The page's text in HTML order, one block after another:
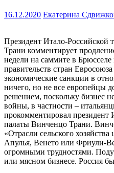
16.12.2020 Екатерина
Президент Итало-Российской
Трани комментирует
недели на саммите в Брюсселе
правительств стран
экономические санкции в
ничего, но не все европейцы
решением, поскольку бизнес
войны, в частности –
прокомментировал президент
палаты Винченцо Трани.
«Отрасли сельского
Апулья, Венето или Фриули-
огромными трудностями.
или мясном бизнесе. Россия